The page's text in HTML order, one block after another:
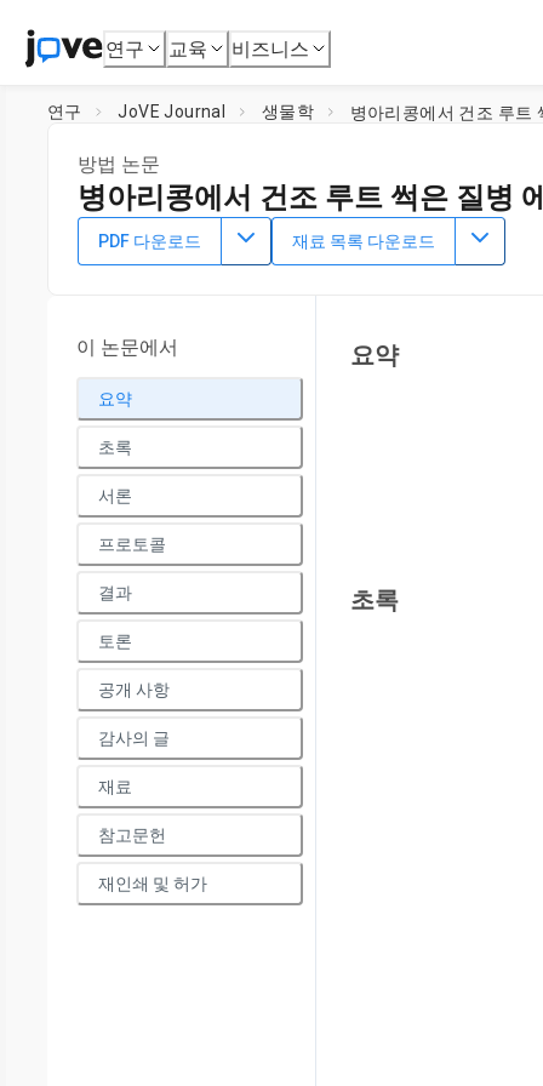
연구 교육 비즈니스
연구 JoVE Journal 생물학 병아리콩에서 건조 루트
방법 논문
병아리콩에서 건조 루트 썩은 질병
DOI: 10.3791/61702 2021년 1월 17일
Vadivelmurugan Irulappan1,Muthappa Senthil-Kumar
PDF 다운로드 재료 목록 다운로드
이 논문에서
요약
초록
서론
프로토콜
결과
토론
공개 사항
감사의 글
재료
참고문헌
재인쇄 및 허가
요약
초록